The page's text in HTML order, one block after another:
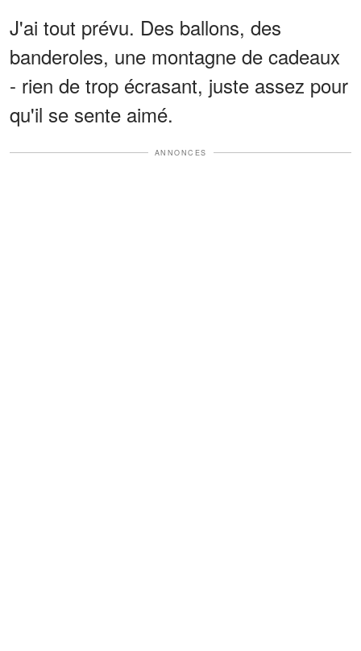
J'ai tout prévu. Des ballons, des
banderoles, une montagne de cadeaux
- rien de trop écrasant, juste assez pour
qu'il se sente aimé.
ANNONCES